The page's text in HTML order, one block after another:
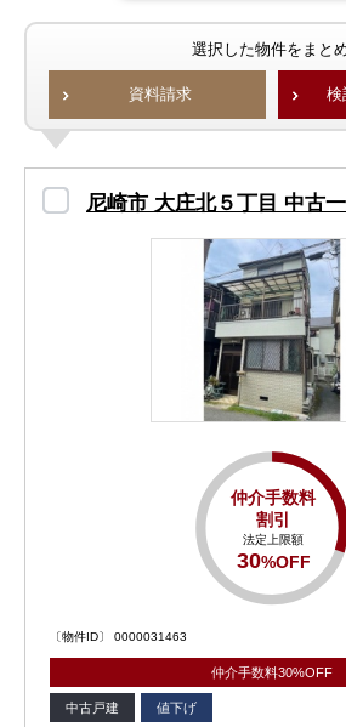
選択した物件をまと
資料請求 検
尼崎市 大庄北５丁目 中古
仲介手数料
割引
法定上限額
30%OFF
〔物件ID〕 0000031463
仲介手数料30%OFF
中古戸建 値下げ